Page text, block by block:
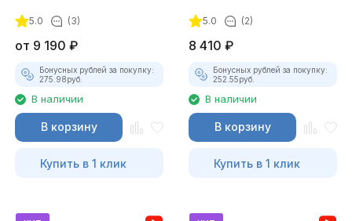
комплект)
5.0 (3)
от 9 190 ₽
Бонусных рублей за покупку:
275.98руб.
В наличии
В корзину
Купить в 1 клик
5.0 (2)
8 410 ₽
Бонусных рублей за покупку:
252.55руб.
В наличии
В корзину
Купить в 1 клик